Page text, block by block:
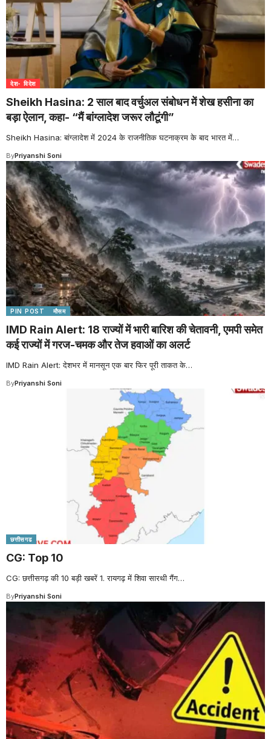
देश- विदेश
Sheikh Hasina: 2 साल बाद वर्चुअल संबोधन में शेख हसीना का
बड़ा ऐलान, कहा- “मैं बांग्लादेश जरूर लौटूंगी”
Sheikh Hasina: बांग्लादेश में 2024 के राजनीतिक घटनाक्रम के बाद भारत में…
ByPriyanshi Soni
PIN POST मौसम
IMD Rain Alert: 18 राज्यों में भारी बारिश की चेतावनी, एमपी समेत
कई राज्यों में गरज-चमक और तेज हवाओं का अलर्ट
IMD Rain Alert: देशभर में मानसून एक बार फिर पूरी ताकत के…
ByPriyanshi Soni
छत्तीसगढ
CG: Top 10
CG: छत्तीसगढ़ की 10 बड़ी खबरें 1. रायगढ़ में शिवा सारथी गैंग…
ByPriyanshi Soni